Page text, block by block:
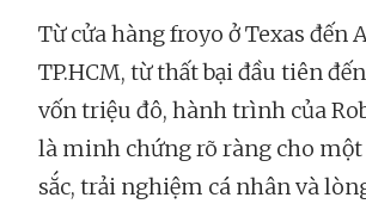
Từ cửa hàng froyo ở Texas đến
TP.HCM, từ thất bại đầu tiên
vốn triệu đô, hành trình của
là minh chứng rõ ràng cho một
sắc, trải nghiệm cá nhân và